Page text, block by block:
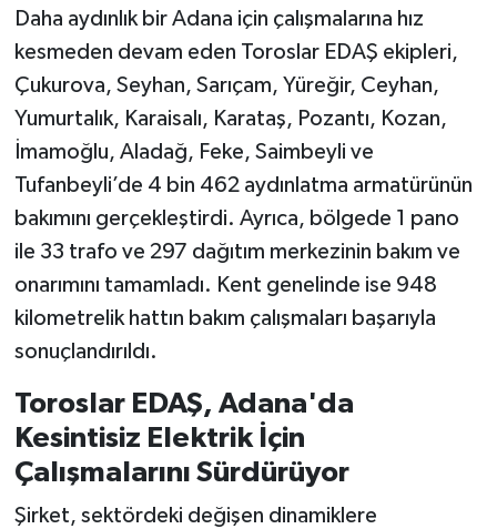
Daha aydınlık bir Adana için çalışmalarına hız
kesmeden devam eden Toroslar EDAŞ ekipleri,
Çukurova, Seyhan, Sarıçam, Yüreğir, Ceyhan,
Yumurtalık, Karaisalı, Karataş, Pozantı, Kozan,
İmamoğlu, Aladağ, Feke, Saimbeyli ve
Tufanbeyli’de 4 bin 462 aydınlatma armatürünün
bakımını gerçekleştirdi. Ayrıca, bölgede 1 pano
ile 33 trafo ve 297 dağıtım merkezinin bakım ve
onarımını tamamladı. Kent genelinde ise 948
kilometrelik hattın bakım çalışmaları başarıyla
sonuçlandırıldı.
Toroslar EDAŞ, Adana'da
Kesintisiz Elektrik İçin
Çalışmalarını Sürdürüyor
Şirket, sektördeki değişen dinamiklere